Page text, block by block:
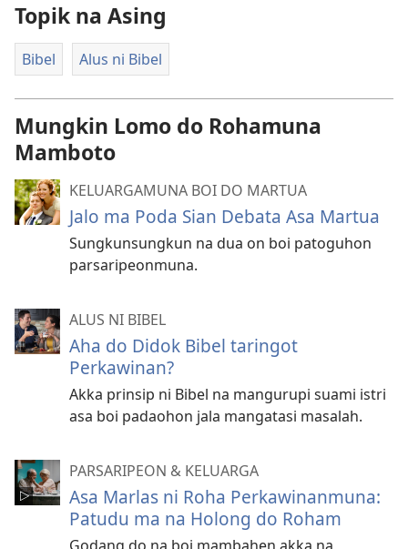
Topik na Asing
Bibel Alus ni Bibel
Mungkin Lomo do Rohamuna
Mamboto
KELUARGAMUNA BOI DO MARTUA
Jalo ma Poda Sian Debata Asa Martua
Sungkunsungkun na dua on boi patoguhon
parsaripeonmuna.
ALUS NI BIBEL
Aha do Didok Bibel taringot
Perkawinan?
Akka prinsip ni Bibel na mangurupi suami istri
asa boi padaohon jala mangatasi masalah.
PARSARIPEON & KELUARGA
Asa Marlas ni Roha Perkawinanmuna:
Patudu ma na Holong do Roham